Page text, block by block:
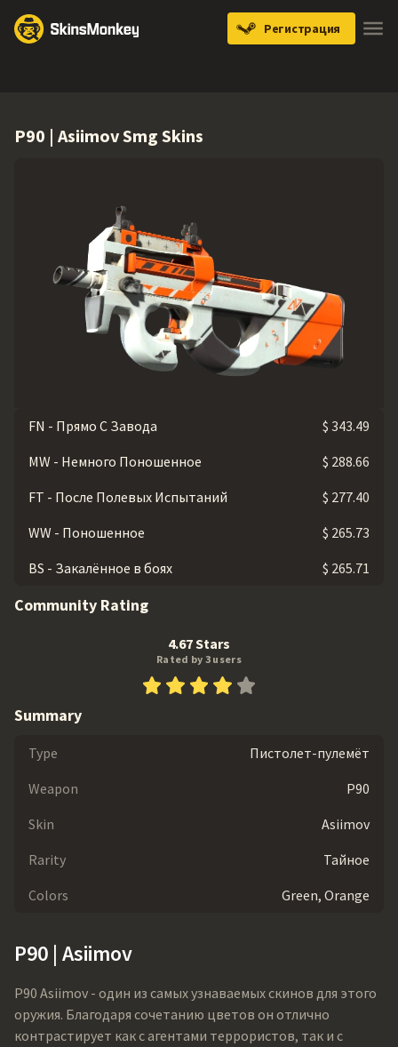
Регистрация
P90 | Asiimov Smg Skins
FN - Прямо С Завода
$ 343.49
MW - Немного Поношенное
$ 288.66
FT - После Полевых Испытаний
$ 277.40
WW - Поношенное
$ 265.73
BS - Закалённое в боях
$ 265.71
Community Rating
4.67 Stars
Rated by 3 users
Summary
Type
Пистолет-пулемёт
Weapon
P90
Skin
Asiimov
Rarity
Тайное
Colors
Green, Orange
P90 | Asiimov
P90 Asiimov - один из самых узнаваемых скинов для этого
оружия. Благодаря сочетанию цветов он отлично
контрастирует как с агентами террористов, так и с